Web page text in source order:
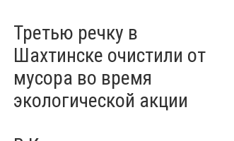
Третью речку в
Шахтинске очистили от
мусора во время
экологической акции